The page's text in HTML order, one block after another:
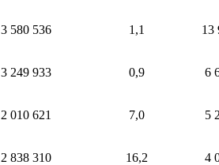
3 580 536 1,1 13
3 249 933 0,9 6
2 010 621 7,0 5
2 838 310 16,2 4